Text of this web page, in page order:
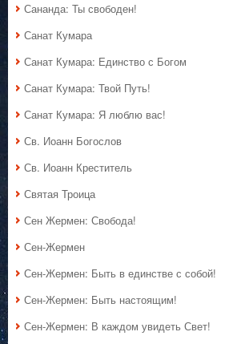
Сананда: Ты свободен!
Санат Кумара
Санат Кумара: Единство с Богом
Санат Кумара: Твой Путь!
Санат Кумара: Я люблю вас!
Св. Иоанн Богослов
Св. Иоанн Креститель
Святая Троица
Сен Жермен: Свобода!
Сен-Жермен
Сен-Жермен: Быть в единстве с собой!
Сен-Жермен: Быть настоящим!
Сен-Жермен: В каждом увидеть Свет!